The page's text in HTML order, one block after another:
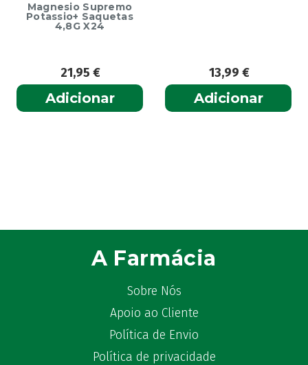
Magnesio Supremo
Potassio+ Saquetas
4,8G X24
21,95€
Adicionar
13,99€
Adicionar
A Farmácia
Sobre Nós
Apoio ao Cliente
Política de Envio
Política de privacidade